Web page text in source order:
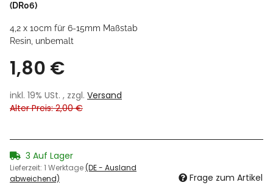
(DR06)
4,2 x 10cm für 6-15mm Maßstab
Resin, unbemalt
1,80 €
inkl. 19% USt. , zzgl. Versand
Alter Preis: 2,00 €
3 Auf Lager
Lieferzeit: 1 Werktage(DE - Ausland
abweichend)
Frage zum Artikel